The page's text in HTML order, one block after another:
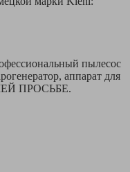
пылесос
аппарат для
ПРОСЬБЕ.